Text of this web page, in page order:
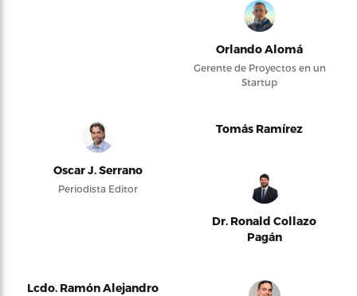
Orlando Alomá
Gerente de Proyectos en un
Startup
Oscar J. Serrano
Periodista Editor
Tomás Ramírez
Dr. Ronald Collazo
Pagán
Lcdo. Ramón Alejandro